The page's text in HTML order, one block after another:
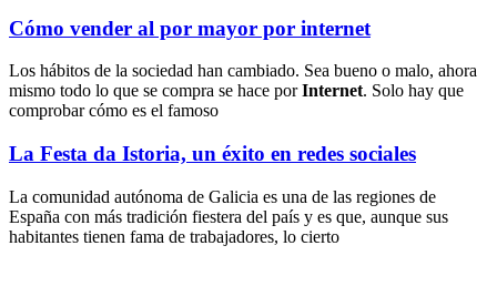
Cómo vender al por mayor por internet
Los hábitos de la sociedad han cambiado. Sea bueno o malo, ahora
mismo todo lo que se compra se hace porInternet. Solo hay que
comprobar cómo es el famoso
La Festa da Istoria, un éxito en redes sociales
La comunidad autónoma de Galicia es una de las regiones de
España con más tradición fiestera del país y es que, aunque sus
habitantes tienen fama de trabajadores, lo cierto